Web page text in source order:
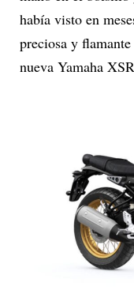
había visto en
preciosa y
nueva Yamaha